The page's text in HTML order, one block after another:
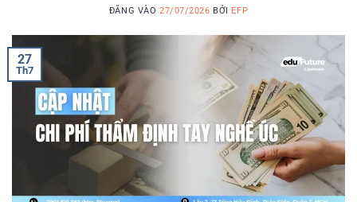
ĐĂNG VÀO 27/07/2026 BỞI EFP
27
Th7